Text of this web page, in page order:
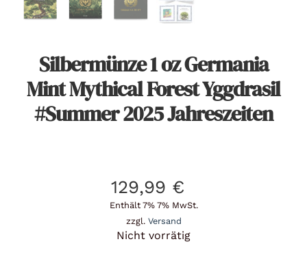
Silbermünze 1 oz Germania
Mint Mythical Forest Yggdrasil
#Summer 2025 Jahreszeiten
129,99 €
Enthält 7% 7% MwSt.
zzgl. Versand
Nicht vorrätig